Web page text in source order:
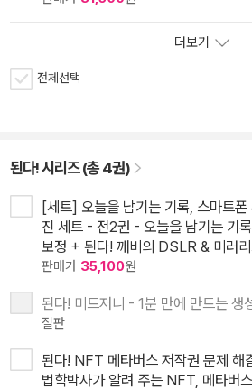
더보기
전체선택
된다! 시리즈 (총 4권)
[세트] 오늘을 남기는 기록, 스마트
진 세트 - 전2권 - 오늘을 남기는 기
보정 + 된다! 깨비의 DSLR & 미러
판매가 35,100원
된다! 미드저니 - 1분 만에 만드는 생
절판
된다! NFT 메타버스 저작권 문제 해
법학박사가 알려 주는 NFT, 메타버